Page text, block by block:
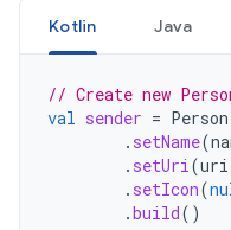
Kotlin Java
// Create new
val sender = Person
. setName(
. setUri(uri
. setIcon(
.build()